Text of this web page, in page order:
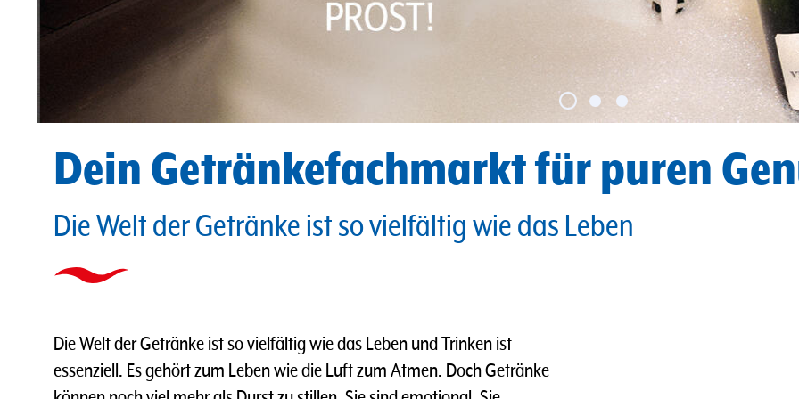
Dein Getränkefachmarkt für puren
Die Welt der Getränke ist so vielfältig wie das Leben
Die Welt der Getränke ist so vielfältig wie das Leben und Trinken ist
essenziell. Es gehört zum Leben wie die Luft zum Atmen. Doch Getränke